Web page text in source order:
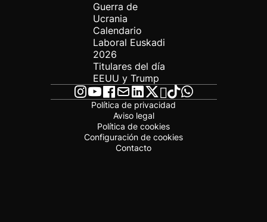
Guerra de
Ucrania
Calendario
Laboral Euskadi
2026
Titulares del día
EEUU y Trump
Política de privacidad
Aviso legal
Política de cookies
Configuración de cookies
Contacto